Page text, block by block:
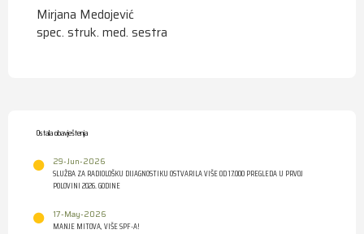
Mirjana Medojević
spec. struk. med. sestra
Ostala obavještenja
29-Jun-2026
SLUŽBA ZA RADIOLOŠKU DIJAGNOSTIKU OSTVARILA VIŠE OD 17.000 PREGLEDA U PRVOJ
POLOVINI 2026. GODINE
17-May-2026
MANJE MITOVA, VIŠE SPF-A!